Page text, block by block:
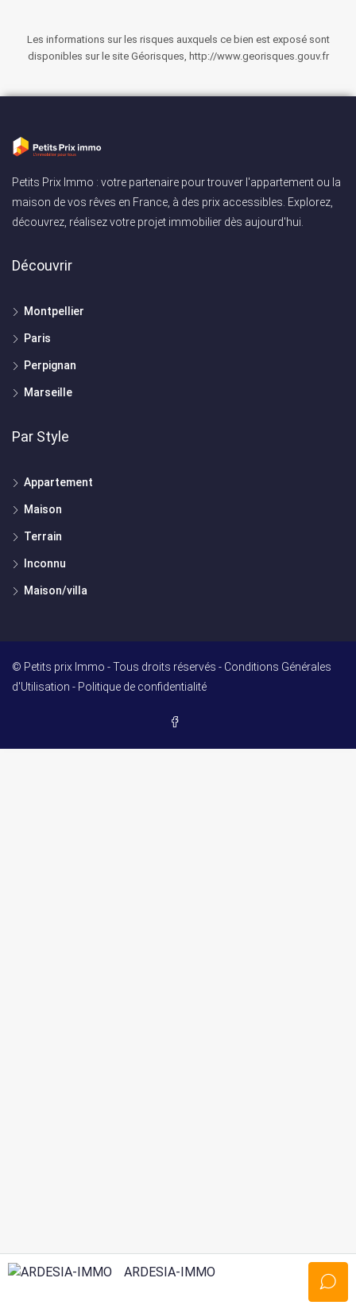
Les informations sur les risques auxquels ce bien est exposé sont
disponibles sur le site Géorisques, http://www.georisques.gouv.fr
Petits Prix Immo : votre partenaire pour trouver l'appartement ou la
maison de vos rêves en France, à des prix accessibles. Explorez,
découvrez, réalisez votre projet immobilier dès aujourd'hui.
Découvrir
Montpellier
Paris
Perpignan
Marseille
Par Style
Appartement
Maison
Terrain
Inconnu
Maison/villa
© Petits prix Immo - Tous droits réservés - Conditions Générales
d'Utilisation - Politique de confidentialité
ARDESIA-IMMO